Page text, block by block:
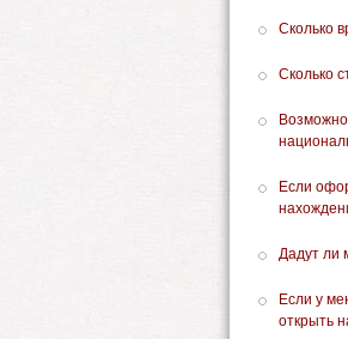
Сколько
Сколько
Если
Дадут ли
Если у
открыть